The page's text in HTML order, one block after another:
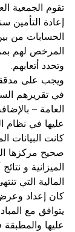
تقوم الجمعية
إعادة التأمين
الحسابات من
المرخص لهم
وتحدد أتعابهم.
ويجب على
في تقريرهم
العامة –
عليها في نظام
كانت البيانات
صحيح مركزها
الميزانية و
المالية التي
كان إعداد
يتوافق مع
عليها